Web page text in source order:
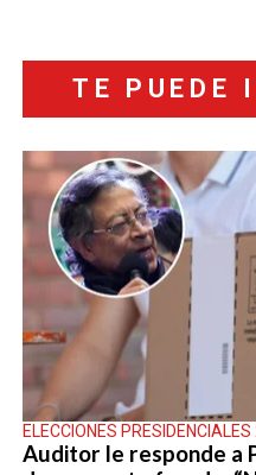
TE PUEDE
ELECCIONES
Auditor le responde a